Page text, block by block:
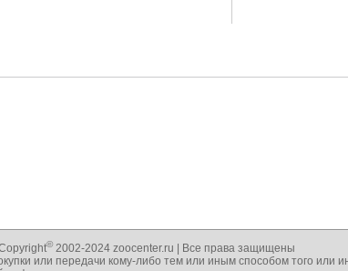
© 2002-2024 zoocenter.ru | Все права защищены
или передачи кому-либо тем или иным способом того или